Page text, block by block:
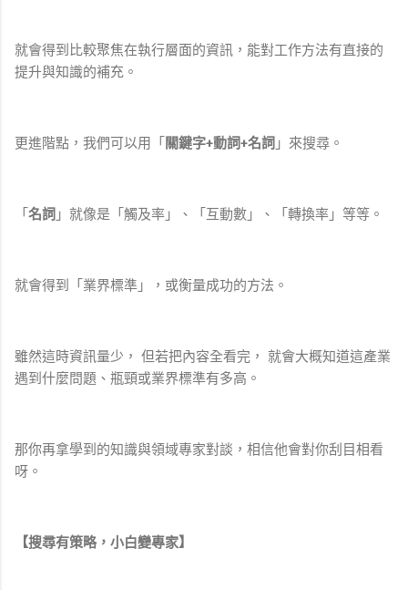
就會得到比較聚焦在執行層面的資訊，能對工作方法有直接的
提升與知識的補充。
更進階點，我們可以用「 關鍵字+動詞+名詞 」來搜尋。
「 名詞 」就像是「觸及率」、「互動數」、「轉換率」等等。
就會得到「業界標準」，或衡量成功的方法。
雖然這時資訊量少， 但若把內容全看完， 就會大概知道這產業
遇到什麼問題、瓶頸或業界標準有多高。
那你再拿學到的知識與領域專家對談，相信他會對你刮目相看
呀。
【搜尋有策略，小白變專家】